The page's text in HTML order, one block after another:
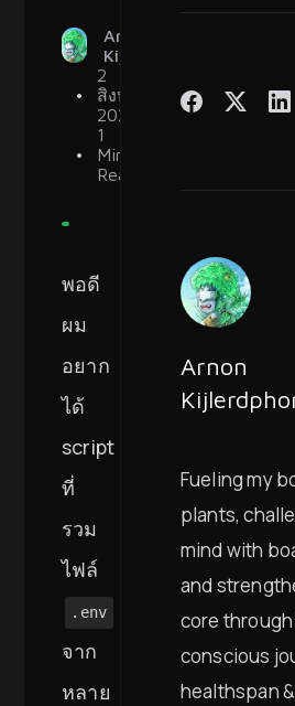
Arnon
Kijlerdphon
2
สิงหาคม
2023
1
Min
Read
พอดี
ผม
อยาก
ได้
script
ที่
รวม
ไฟล์
.env
จาก
หลาย
Arnon
Fueling my
plants,
mind with
and
core
conscious
healthspan